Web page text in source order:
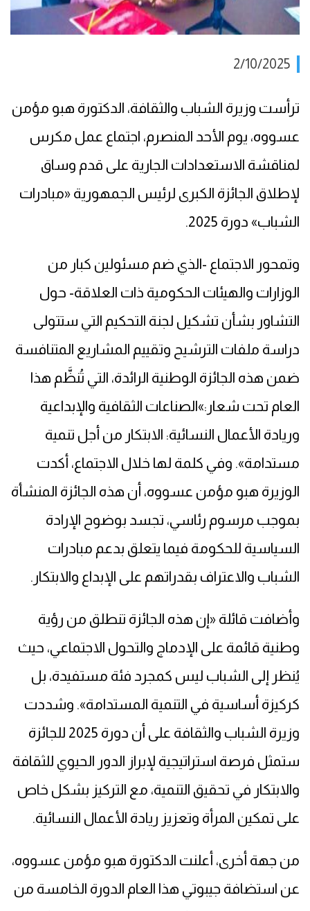
2/10/2025
ترأست وزيرة الشباب والثقافة، الدكتورة هبو مؤمن
عسووه، يوم الأحد المنصرم، اجتماع عمل مكرس
لمناقشة الاستعدادات الجارية على قدم وساق
لإطلاق الجائزة الكبرى لرئيس الجمهورية «مبادرات
الشباب» دورة 2025.
وتمحور الاجتماع -الذي ضم مسئولين كبار من
الوزارات والهيئات الحكومية ذات العلاقة- حول
التشاور بشأن تشكيل لجنة التحكيم التي ستتولى
دراسة ملفات الترشيح وتقييم المشاريع المتنافسة
ضمن هذه الجائزة الوطنية الرائدة، التي تُنظَّم هذا
العام تحت شعار:»الصناعات الثقافية والإبداعية
وريادة الأعمال النسائية: الابتكار من أجل تنمية
مستدامة». وفي كلمة لها خلال الاجتماع، أكدت
الوزيرة هبو مؤمن عسووه، أن هذه الجائزة المنشأة
بموجب مرسوم رئاسي، تجسد بوضوح الإرادة
السياسية للحكومة فيما يتعلق بدعم مبادرات
الشباب والاعتراف بقدراتهم على الإبداع والابتكار.
وأضافت قائلة «إن هذه الجائزة تنطلق من رؤية
وطنية قائمة على الإدماج والتحول الاجتماعي، حيث
يُنظر إلى الشباب ليس كمجرد فئة مستفيدة، بل
كركيزة أساسية في التنمية المستدامة». وشددت
وزيرة الشباب والثقافة على أن دورة 2025 للجائزة
ستمثل فرصة استراتيجية لإبراز الدور الحيوي للثقافة
والابتكار في تحقيق التنمية، مع التركيز بشكل خاص
على تمكين المرأة وتعزيز ريادة الأعمال النسائية.
من جهة أخرى، أعلنت الدكتورة هبو مؤمن عسووه،
عن استضافة جيبوتي هذا العام الدورة الخامسة من